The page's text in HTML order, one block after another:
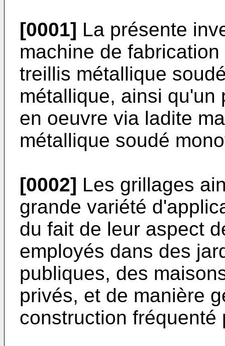
[0001] La présente
machine de
treillis métallique
métallique, ainsi qu'un
en oeuvre via ladite
métallique soudé
[0002] Les grillages
grande variété
du fait de leur aspect
employés dans des
publiques, des
privés, et de manière
construction fréquenté